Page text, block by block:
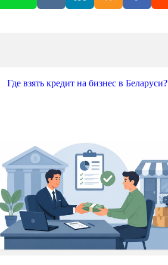
Где взять кредит на бизнес в Беларуси?